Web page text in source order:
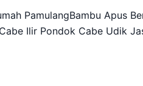
PamulangBambu Apus
Ilir Pondok Cabe Udik